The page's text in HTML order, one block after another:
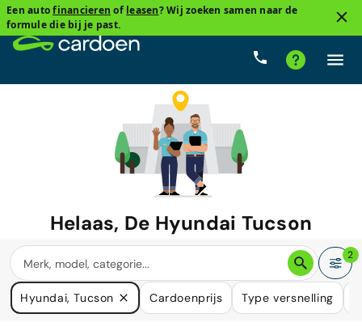
Een autofinancieren of leasen? Wij zoeken samen naar de
formule die bij je past.
Helaas, De Hyundai Tucson
waar u naar zoekt is niet langer
beschikbaar.
We hebben veel auto's die in uw behoefte kunnen voorzien.
2
Hyundai, Tucson Cardoenprijs Type versnelling